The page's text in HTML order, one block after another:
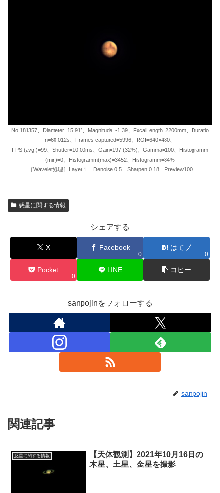
No.181357、Diameter=15.91″、Magnitude=-1.39、FocalLength=2200mm、Duratio
n=60.012s、Frames captured=5996、ROI=640×480、
FPS (avg.)=99、Shutter=10.00ms、Gain=197 (32%)、Gamma=100、Histogramm
(min)=0、Histogramm(max)=3452、Histogramm=84%
［Wavelet処理］Layer１ Denoise 0.5 Sharpen 0.18 Preview100
惑星に関する情報
シェアする
X Facebook
0
はてブ
0
Pocket
0
LINE コピー
sanpojinをフォローする
sanpojin
関連記事
惑星に関する情報
【天体観測】2021年10月16日の
木星、土星、金星を撮影